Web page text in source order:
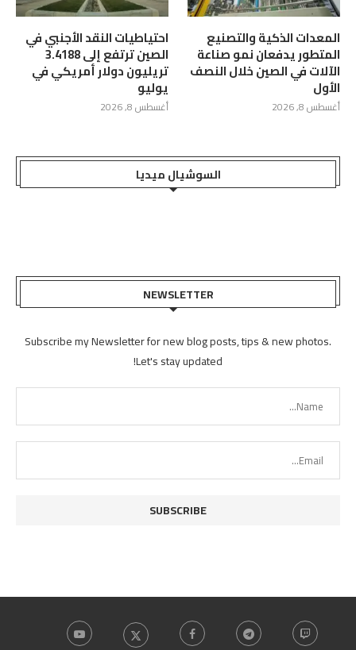
المعدات الذكية والتصنيع
المتطور يدفعان نمو صناعة
الآلات في الصين خلال النصف
الأول
أغسطس 8, 2026
احتياطيات النقد الأجنبي في
الصين ترتفع إلى 3.4188
تريليون دولار أمريكي في
يوليو
أغسطس 8, 2026
السوشيال ميديا
NEWSLETTER
Subscribe my Newsletter for new blog posts, tips & new photos.
Let's stay updated!